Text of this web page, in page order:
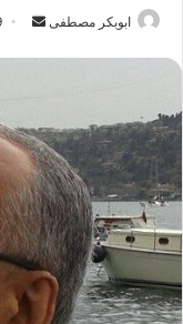
ابوبكر مصطفى
ب
ر
ي
د
ا
إ
ل
ك